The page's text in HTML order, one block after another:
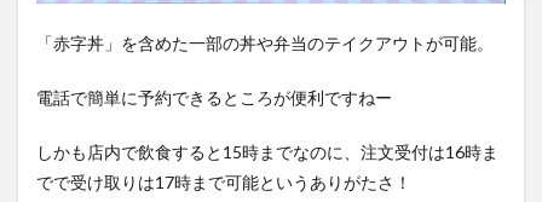
「赤字丼」を含めた一部の丼や弁当のテイクアウトが可能。
電話で簡単に予約できるところが便利ですねー
しかも店内で飲食すると15時までなのに、注文受付は16時ま
でで受け取りは17時まで可能というありがたさ！